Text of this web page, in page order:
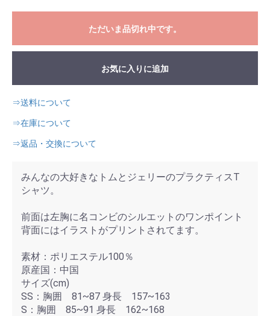
ただいま品切れ中です。
お気に入りに追加
⇒送料について
⇒在庫について
⇒返品・交換について
みんなの大好きなトムとジェリーのプラクティスT
シャツ。
前面は左胸に名コンビのシルエットのワンポイント
背面にはイラストがプリントされてます。
素材：ポリエステル100％
原産国：中国
サイズ(cm)
SS：胸囲 81~87 身長 157~163
S：胸囲 85~91 身長 162~168